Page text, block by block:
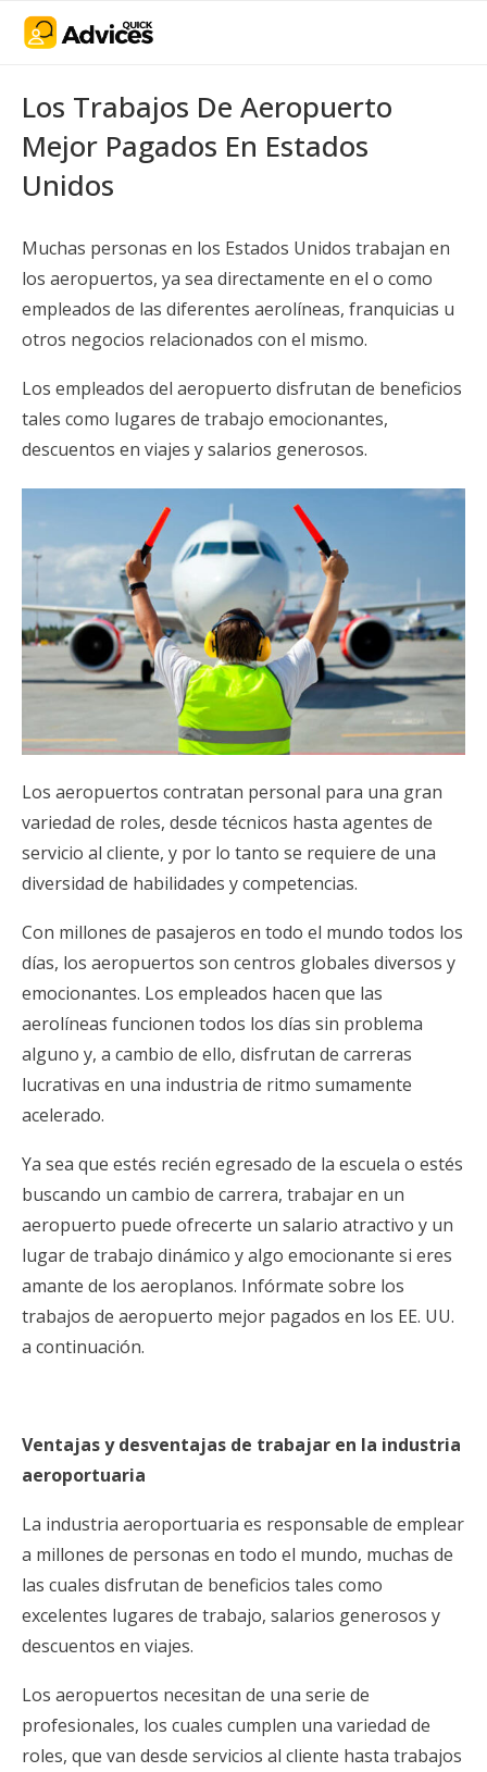
Los Trabajos De Aeropuerto
Mejor Pagados En Estados
Unidos
Muchas personas en los Estados Unidos trabajan en
los aeropuertos, ya sea directamente en el o como
empleados de las diferentes aerolíneas, franquicias u
otros negocios relacionados con el mismo.
Los empleados del aeropuerto disfrutan de beneficios
tales como lugares de trabajo emocionantes,
descuentos en viajes y salarios generosos.
Los aeropuertos contratan personal para una gran
variedad de roles, desde técnicos hasta agentes de
servicio al cliente, y por lo tanto se requiere de una
diversidad de habilidades y competencias.
Con millones de pasajeros en todo el mundo todos los
días, los aeropuertos son centros globales diversos y
emocionantes. Los empleados hacen que las
aerolíneas funcionen todos los días sin problema
alguno y, a cambio de ello, disfrutan de carreras
lucrativas en una industria de ritmo sumamente
acelerado.
Ya sea que estés recién egresado de la escuela o estés
buscando un cambio de carrera, trabajar en un
aeropuerto puede ofrecerte un salario atractivo y un
lugar de trabajo dinámico y algo emocionante si eres
amante de los aeroplanos. Infórmate sobre los
trabajos de aeropuerto mejor pagados en los EE. UU.
a continuación.
Ventajas y desventajas de trabajar en la industria
aeroportuaria
La industria aeroportuaria es responsable de emplear
a millones de personas en todo el mundo, muchas de
las cuales disfrutan de beneficios tales como
excelentes lugares de trabajo, salarios generosos y
descuentos en viajes.
Los aeropuertos necesitan de una serie de
profesionales, los cuales cumplen una variedad de
roles, que van desde servicios al cliente hasta trabajos